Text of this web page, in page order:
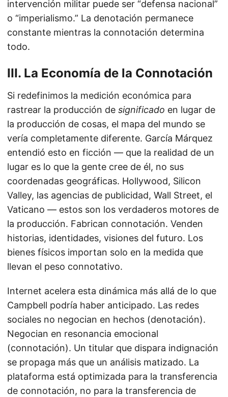
intervención militar puede ser “defensa nacional”
o “imperialismo.” La denotación permanece
constante mientras la connotación determina
todo.
III. La Economía de la Connotación
Si redefinimos la medición económica para
rastrear la producción de significado en lugar de
la producción de cosas, el mapa del mundo se
vería completamente diferente. García Márquez
entendió esto en ficción — que la realidad de un
lugar es lo que la gente cree de él, no sus
coordenadas geográficas. Hollywood, Silicon
Valley, las agencias de publicidad, Wall Street, el
Vaticano — estos son los verdaderos motores de
la producción. Fabrican connotación. Venden
historias, identidades, visiones del futuro. Los
bienes físicos importan solo en la medida que
llevan el peso connotativo.
Internet acelera esta dinámica más allá de lo que
Campbell podría haber anticipado. Las redes
sociales no negocian en hechos (denotación).
Negocian en resonancia emocional
(connotación). Un titular que dispara indignación
se propaga más que un análisis matizado. La
plataforma está optimizada para la transferencia
de connotación, no para la transferencia de